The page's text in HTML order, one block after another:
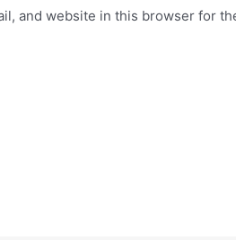
and website in this browser for